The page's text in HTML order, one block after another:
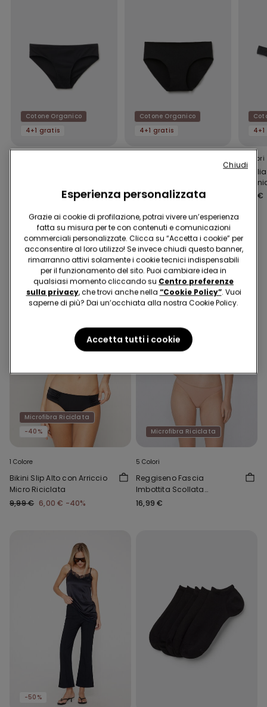
Cotone Organico
4+1 gratis
Cotone Organico
4+1 gratis
4,99 €
12 Colori
4,99 €
Potrebbe piacerti anche
Microfibra Riciclata
-40%
1 Colore
Bikini Slip Alto con Arriccio
Micro Riciclata
9,99 € 6,00 € -40%
Microfibra Riciclata
5 Colori
Reggiseno Fascia
Imbottita Scollata
Microfibra Riciclata
16,99 €
-50%
Esperienza personalizzata
Grazie ai cookie di profilazione, potrai vivere un’esperienza
fatta su misura per te con contenuti e comunicazioni
commerciali personalizzate. Clicca su “Accetta i cookie” per
acconsentire al loro utilizzo! Se invece chiudi questo banner,
rimarranno attivi solamente i cookie tecnici indispensabili
per il funzionamento del sito. Puoi cambiare idea in
qualsiasi momento cliccando su Centro preferenze
sulla privacy, che trovi anche nella “Cookie Policy”. Vuoi
saperne di più? Dai un’occhiata alla nostra Cookie Policy.
Accetta tutti i cookie
Chiudi